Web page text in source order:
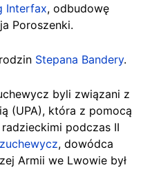
Interfax, odbudowę
Poroszenki.
Stepana Bandery.
byli związani z
(UPA), która z pomocą
radzieckimi podczas II
, dowódca
Armii we Lwowie był